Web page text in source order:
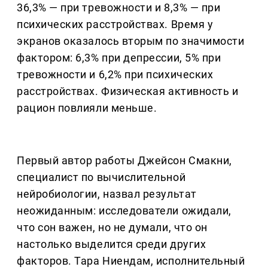
36,3% — при тревожности и 8,3% — при
психических расстройствах. Время у
экранов оказалось вторым по значимости
фактором: 6,3% при депрессии, 5% при
тревожности и 6,2% при психических
расстройствах. Физическая активность и
рацион повлияли меньше.
Первый автор работы Джейсон Смакни,
специалист по вычислительной
нейробиологии, назвал результат
неожиданным: исследователи ожидали,
что сон важен, но не думали, что он
настолько выделится среди других
факторов. Тара Ниендам, исполнительный